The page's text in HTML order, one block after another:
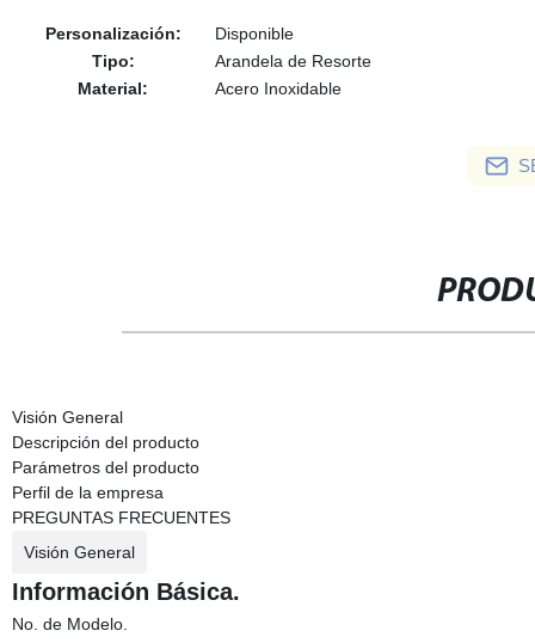
Personalización:
Disponible
Tipo:
Arandela de Resorte
Material:
Acero Inoxidable
Visión General
Descripción del producto
Parámetros del producto
Perfil de la empresa
PREGUNTAS FRECUENTES
Visión General
Información Básica.
No. de Modelo.